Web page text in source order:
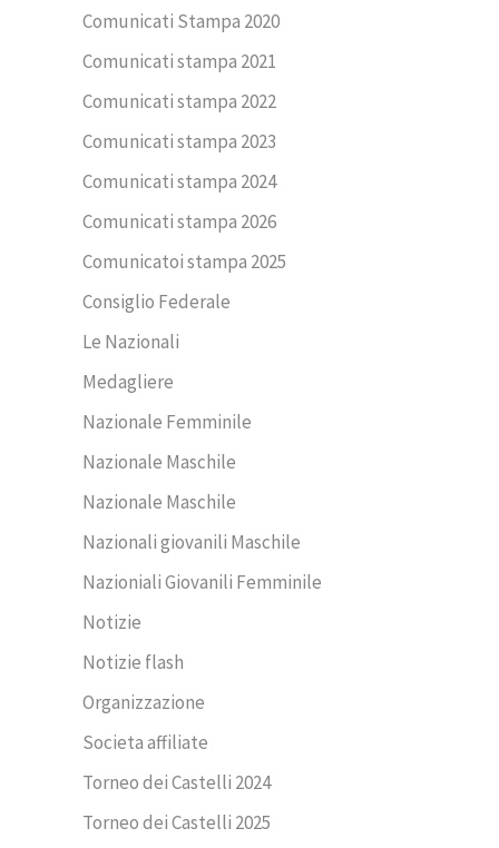
Comunicati Stampa 2020
Comunicati stampa 2021
Comunicati stampa 2022
Comunicati stampa 2023
Comunicati stampa 2024
Comunicati stampa 2026
Comunicatoi stampa 2025
Consiglio Federale
Le Nazionali
Medagliere
Nazionale Femminile
Nazionale Maschile
Nazionale Maschile
Nazionali giovanili Maschile
Nazioniali Giovanili Femminile
Notizie
Notizie flash
Organizzazione
Societa affiliate
Torneo dei Castelli 2024
Torneo dei Castelli 2025